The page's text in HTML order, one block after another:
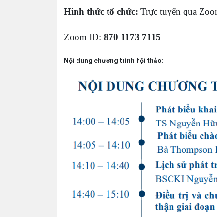
Hình thức tổ chức: Trực tuyến qua
Zoom ID: 870 1173 7115
Nội dung chương trình hội thảo: